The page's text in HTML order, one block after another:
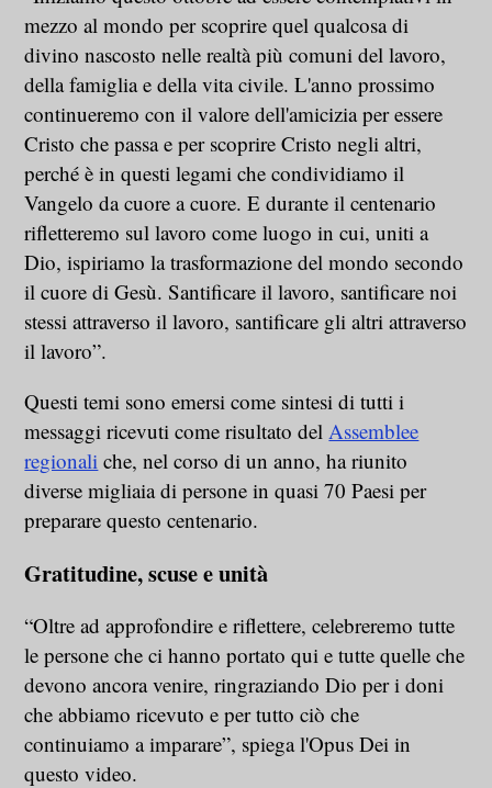
mezzo al mondo per scoprire quel qualcosa di
divino nascosto nelle realtà più comuni del lavoro,
della famiglia e della vita civile. L'anno prossimo
continueremo con il valore dell'amicizia per essere
Cristo che passa e per scoprire Cristo negli altri,
perché è in questi legami che condividiamo il
Vangelo da cuore a cuore. E durante il centenario
rifletteremo sul lavoro come luogo in cui, uniti a
Dio, ispiriamo la trasformazione del mondo secondo
il cuore di Gesù. Santificare il lavoro, santificare noi
stessi attraverso il lavoro, santificare gli altri attraverso
il lavoro”.
Questi temi sono emersi come sintesi di tutti i
messaggi ricevuti come risultato delAssemblee
regionali che, nel corso di un anno, ha riunito
diverse migliaia di persone in quasi 70 Paesi per
preparare questo centenario.
Gratitudine, scuse e unità
“Oltre ad approfondire e riflettere, celebreremo tutte
le persone che ci hanno portato qui e tutte quelle che
devono ancora venire, ringraziando Dio per i doni
che abbiamo ricevuto e per tutto ciò che
continuiamo a imparare”, spiega l'Opus Dei in
questo video.